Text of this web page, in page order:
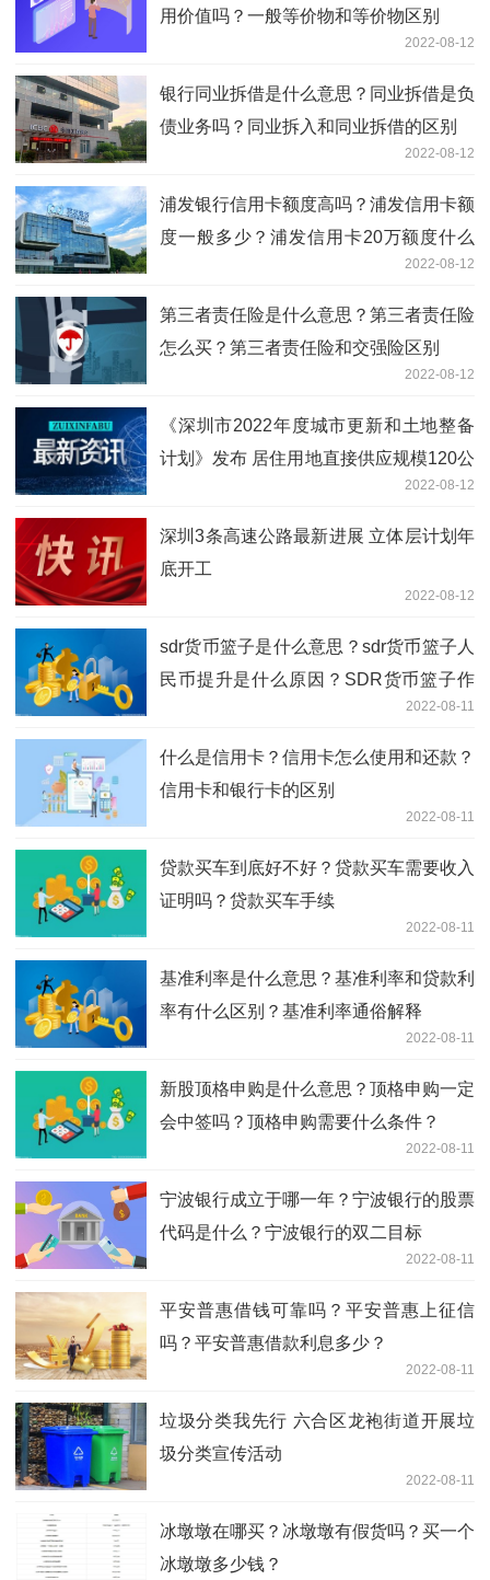
用价值吗？一般等价物和等价物区别
2022-08-12
银行同业拆借是什么意思？同业拆借是负
债业务吗？同业拆入和同业拆借的区别
2022-08-12
浦发银行信用卡额度高吗？浦发信用卡额
度一般多少？浦发信用卡20万额度什么
2022-08-12
第三者责任险是什么意思？第三者责任险
怎么买？第三者责任险和交强险区别
2022-08-12
《深圳市2022年度城市更新和土地整备
计划》发布 居住用地直接供应规模120公
2022-08-12
深圳3条高速公路最新进展 立体层计划年
底开工
2022-08-12
sdr货币篮子是什么意思？sdr货币篮子人
民币提升是什么原因？SDR货币篮子作
2022-08-11
什么是信用卡？信用卡怎么使用和还款？
信用卡和银行卡的区别
2022-08-11
贷款买车到底好不好？贷款买车需要收入
证明吗？贷款买车手续
2022-08-11
基准利率是什么意思？基准利率和贷款利
率有什么区别？基准利率通俗解释
2022-08-11
新股顶格申购是什么意思？顶格申购一定
会中签吗？顶格申购需要什么条件？
2022-08-11
宁波银行成立于哪一年？宁波银行的股票
代码是什么？宁波银行的双二目标
2022-08-11
平安普惠借钱可靠吗？平安普惠上征信
吗？平安普惠借款利息多少？
2022-08-11
垃圾分类我先行 六合区龙袍街道开展垃
圾分类宣传活动
2022-08-11
冰墩墩在哪买？冰墩墩有假货吗？买一个
冰墩墩多少钱？